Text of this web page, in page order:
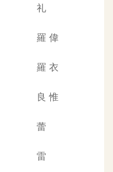
礼
羅 偉
羅 衣
良 惟
蕾
雷